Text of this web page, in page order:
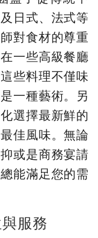
日式、法式等
對食材的尊重
一些高級餐廳
些料理不僅味
一種藝術。另
選擇最新鮮的
佳風味。無論
或是商務宴請
能滿足您的需
服務